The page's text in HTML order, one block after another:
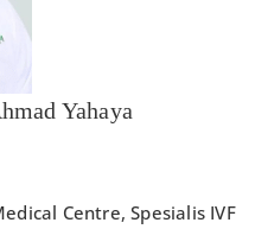
Yahaya
Centre,Spesialis IVF